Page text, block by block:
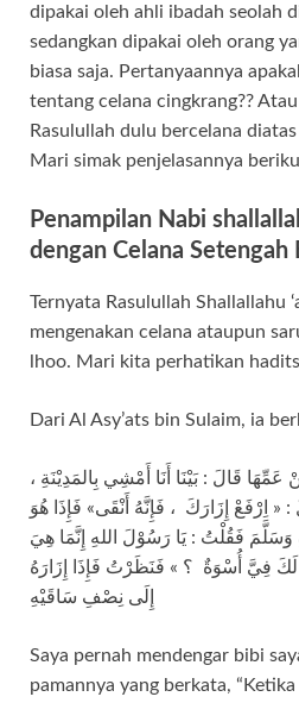
dipakai oleh ahli ibadah seolah
sedangkan dipakai oleh orang
biasa saja. Pertanyaannya
tentang celana cingkrang??
Rasulullah dulu bercelana
Mari simak penjelasannya
Penampilan Nabi
dengan Celana Setengah
Ternyata Rasulullah Shallallahu
mengenakan celana ataupun
lhoo. Mari kita perhatikan
Dari Al Asy’ats bin Sulaim, ia
قَالَ : بَيْنَا أَنَا أَمْشِي بِالمَدِيْنَةِ ،
« اِرْفَعْ إِزَارَكَ ، فَإِنَّهُ أَنْقَى» فَإِذَا هُوَ
فَقُلْتُ : يَا رَسُوْلَ اللهِ إِنَّمَا هِيَ
لَكَ فِيَّ أُسْوَةٌ ؟ » فَنَظَرْتُ فَإِذَا إِزَارَهُ
إِلَى نِصْفِ سَاقَيْهِ
Saya pernah mendengar bibi
pamannya yang berkata,